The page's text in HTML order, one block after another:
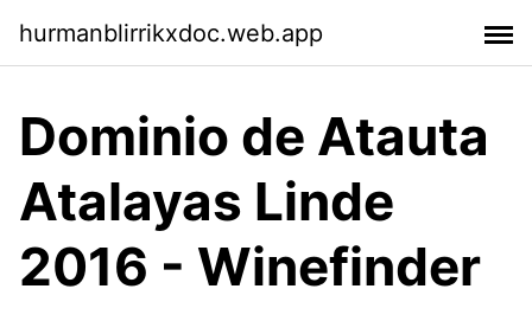
hurmanblirrikxdoc.web.app
Dominio de Atauta
Atalayas Linde
2016 - Winefinder